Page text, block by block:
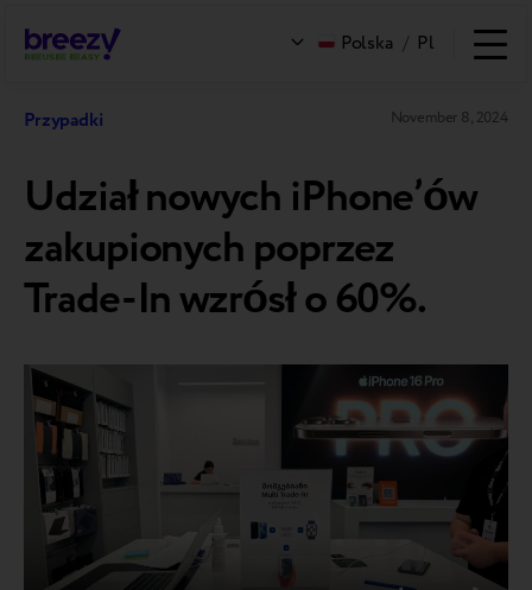
Polska / Pl
Przypadki November 8, 2024
Udział nowych iPhone’ów
zakupionych poprzez
Trade-In wzrósł o 60%.